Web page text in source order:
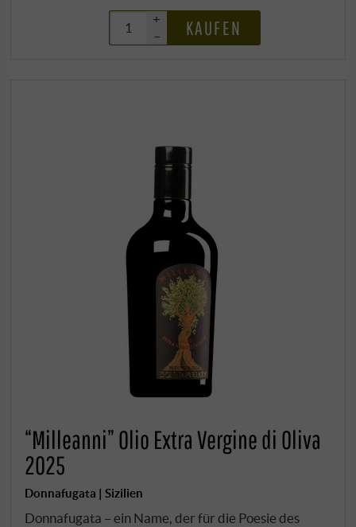
+
–
KAUFEN
“Milleanni” Olio Extra Vergine di Oliva
2025
Donnafugata | Sizilien
Donnafugata – ein Name, der für die Poesie des